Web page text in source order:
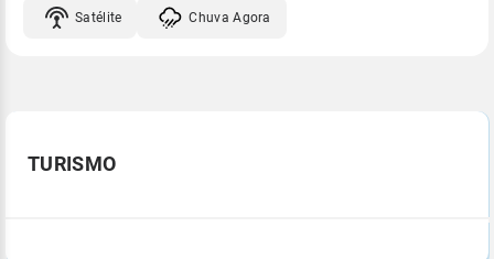
Satélite Chuva Agora
TURISMO